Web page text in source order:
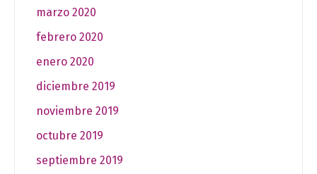
marzo 2020
febrero 2020
enero 2020
diciembre 2019
noviembre 2019
octubre 2019
septiembre 2019